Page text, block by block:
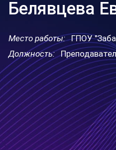
Белявцева
Место работы: ГПОУ
Должность: